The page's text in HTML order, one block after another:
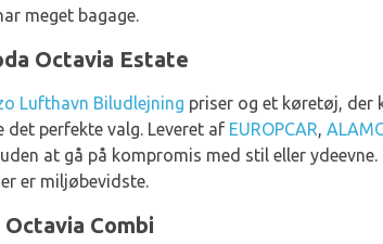
meget bagage.
Octavia Estate
Lufthavn Biludlejning priser og et køretøj, der
perfekte valg. Leveret af EUROPCAR,
at gå på kompromis med stil eller
er miljøbevidste.
Combi